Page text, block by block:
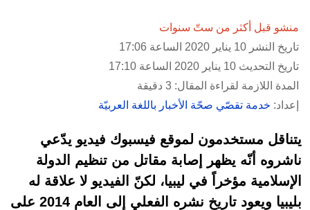
منشو قبل أكثر من ستّ سنوات
تاريخ النشر 10 يناير 2020 الساعة 17:06
تاريخ التحديث 10 يناير 2020 الساعة 17:10
المدة اللازمة لقراءة المقال: 3 دقيقة
إعداد: خدمة تقصّي صحّة الأخبار باللغة العربيّة
يتناقل مستخدمون لموقع فيسبوك فيديو يدّعي
ناشروه أنّه يظهر إصابة مقاتل من تنظيم الدولة
الإسلامية مؤخراً في ليبيا، لكنّ الفيديو لا علاقة له
بليبيا ويعود تاريخ نشره الفعلي إلى العام 2014 على